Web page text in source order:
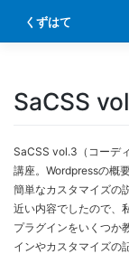
content
くずはて
SaCSS
SaCSS vol.3（コーデ
講座。Wordpressの概
簡単なカスタマイズの
近い内容でしたので、
プラグインをいくつか
インやカスタマイズの